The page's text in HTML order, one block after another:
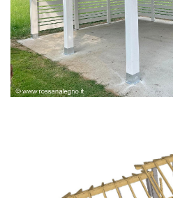
PERGOLA BIANCA SPAZZOLATA